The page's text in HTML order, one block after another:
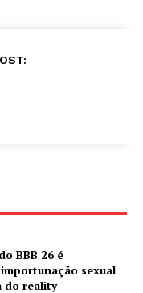
BBB 26 é
sexual
do reality